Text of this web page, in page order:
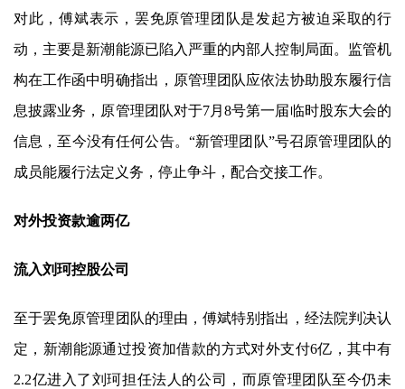
对此，傅斌表示，罢免原管理团队是发起方被迫采取的行
动，主要是新潮能源已陷入严重的内部人控制局面。监管机
构在工作函中明确指出，原管理团队应依法协助股东履行信
息披露业务，原管理团队对于7月8号第一届临时股东大会的
信息，至今没有任何公告。“新管理团队”号召原管理团队的
成员能履行法定义务，停止争斗，配合交接工作。
对外投资款逾两亿
流入刘珂控股公司
至于罢免原管理团队的理由，傅斌特别指出，经法院判决认
定， 新潮能源通过投资加借款的方式对外支付6亿，其中有
2.2亿进入了刘珂担任法人的公司，而原管理团队至今仍未